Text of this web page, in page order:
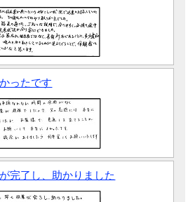
ったです
完了し、助かりました